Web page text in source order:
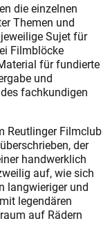
die einzelnen
Themen und
Sujet für
Filmblöcke
für fundierte
und
fachkundigen
Reutlinger Filmclub
der
handwerklich
auf, wie sich
langwieriger und
legendären
auf Rädern